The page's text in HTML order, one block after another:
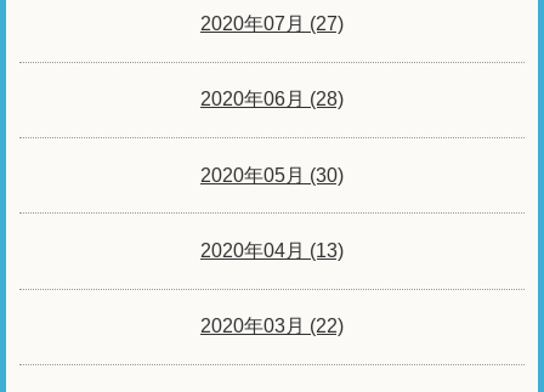
2020年07月 (27)
2020年06月 (28)
2020年05月 (30)
2020年04月 (13)
2020年03月 (22)